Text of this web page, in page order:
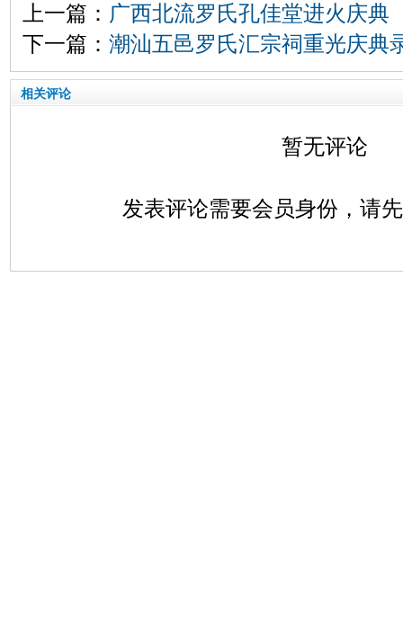
上一篇： 广西北流罗氏孔佳堂进火庆典
下一篇： 潮汕五邑罗氏汇宗祠重光庆典
相关评论
暂无评论
发表评论需要会员身份，请